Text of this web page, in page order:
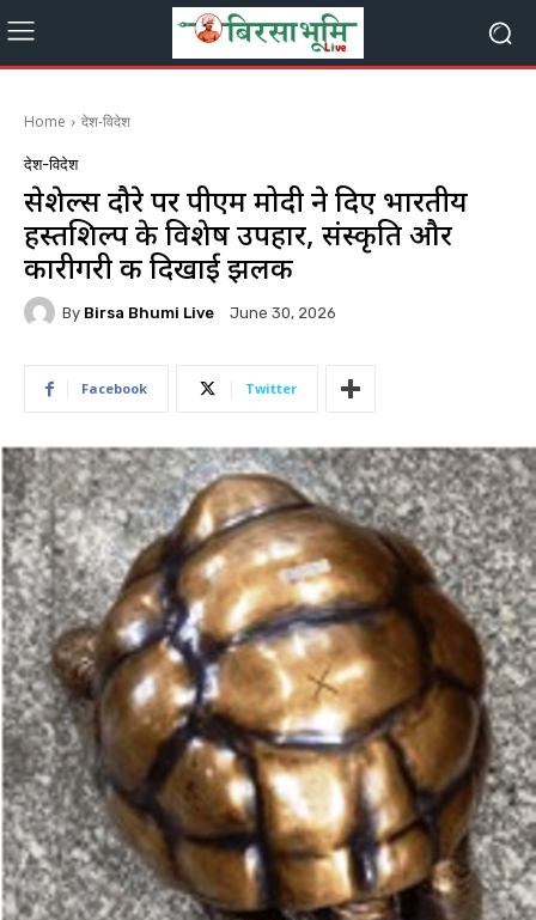
Home देश-विदेश
देश-विदेश
सेशेल्स दौरे पर पीएम मोदी ने दिए भारतीय
हस्तशिल्प के विशेष उपहार, संस्कृति और
कारीगरी की दिखाई झलक
By Birsa Bhumi Live June 30, 2026
Facebook Twitter